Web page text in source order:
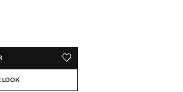
AJOUTER AUX FAVORIS
LOOK